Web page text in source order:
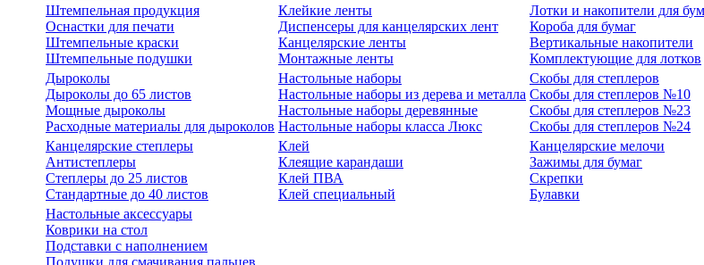
Штемпельная продукция
Оснастки для печати
Штемпельные краски
Штемпельные подушки
Клейкие ленты
Диспенсеры для канцелярских лент
Канцелярские ленты
Монтажные ленты
Лотки и накопители для
Короба для бумаг
Вертикальные накопители
Комплектующие для лотков
Дыроколы
Дыроколы до 65 листов
Мощные дыроколы
Расходные материалы для дыроколов
Настольные наборы
Настольные наборы из дерева и металла
Настольные наборы деревянные
Настольные наборы класса Люкс
Скобы для степлеров
Скобы для степлеров №10
Скобы для степлеров №23
Скобы для степлеров №24
Канцелярские степлеры
Антистеплеры
Степлеры до 25 листов
Стандартные до 40 листов
Клей
Клеящие карандаши
Клей ПВА
Клей специальный
Канцелярские мелочи
Зажимы для бумаг
Скрепки
Булавки
Настольные аксессуары
Коврики на стол
Подставки с наполнением
Подушки для смачивания пальцев